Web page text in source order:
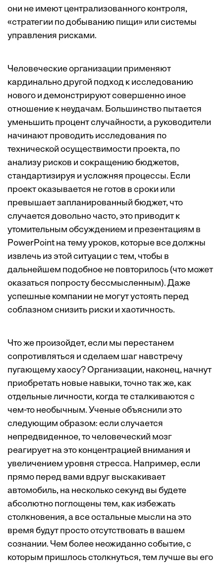
они не имеют централизованного контроля,
«стратегии по добыванию пищи» или системы
управления рисками.
Человеческие организации применяют
кардинально другой подход к исследованию
нового и демонстрируют совершенно иное
отношение к неудачам. Большинство пытается
уменьшить процент случайности, а руководители
начинают проводить исследования по
технической осуществимости проекта, по
анализу рисков и сокращению бюджетов,
стандартизируя и усложняя процессы. Если
проект оказывается не готов в сроки или
превышает запланированный бюджет, что
случается довольно часто, это приводит к
утомительным обсуждением и презентациям в
PowerPoint на тему уроков, которые все должны
извлечь из этой ситуации с тем, чтобы в
дальнейшем подобное не повторилось (что может
оказаться попросту бессмысленным). Даже
успешные компании не могут устоять перед
соблазном снизить риски и хаотичность.
Что же произойдет, если мы перестанем
сопротивляться и сделаем шаг навстречу
пугающему хаосу? Организации, наконец, начнут
приобретать новые навыки, точно так же, как
отдельные личности, когда те сталкиваются с
чем-то необычным. Ученые объяснили это
следующим образом: если случается
непредвиденное, то человеческий мозг
реагирует на это концентрацией внимания и
увеличением уровня стресса. Например, если
прямо перед вами вдруг выскакивает
автомобиль, на несколько секунд вы будете
абсолютно поглощены тем, как избежать
столкновения, а все остальные мысли на это
время будут просто отсутствовать в вашем
сознании. Чем более неожиданно событие, с
которым пришлось столкнуться, тем лучше вы его